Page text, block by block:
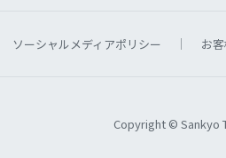
ソーシャルメディアポリシー お
Copyright © Sankyo